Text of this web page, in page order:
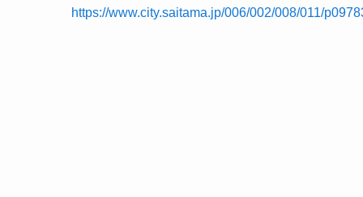
https://www.city.saitama.jp/006/002/008/011/